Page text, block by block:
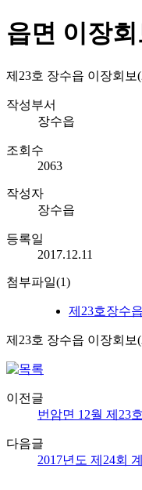
읍면 이장
제23호 장수읍 이장회보
작성부서
장수읍
조회수
2063
작성자
장수읍
등록일
2017.12.11
첨부파일(1)
제23호장수
제23호 장수읍 이장회보
이전글
번암면 12월 제23
다음글
2017년도 제24회